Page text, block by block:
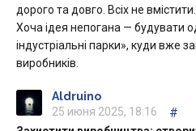
дорого та довго. Всіх не вмістити.
Хоча ідея непогана — будувати
індустріальні парки», куди вже
виробників.
Aldruino
25 июня 2025, 18:16
#